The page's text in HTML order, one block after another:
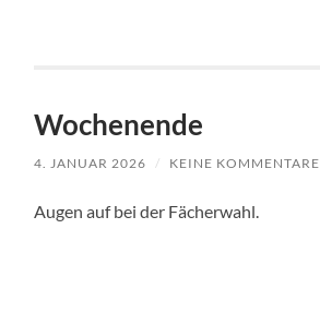
Wochenende
4. JANUAR 2026 / KEINE KOMMENTARE
Augen auf bei der Fächerwahl.